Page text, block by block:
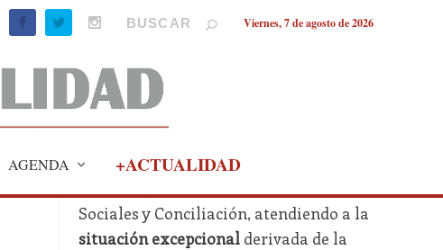
Viernes, 7 de agosto de 2026
AGENDA +ACTUALIDAD
Sociales y Conciliación, atendiendo a la
situación excepcionalderivada de la